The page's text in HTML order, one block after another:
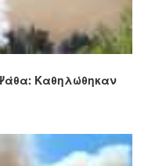
Καθηλώθηκαν